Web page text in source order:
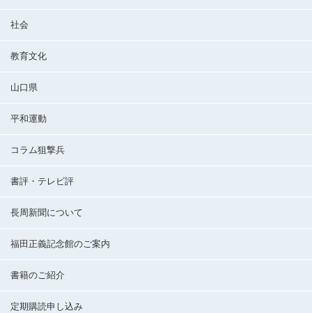
社会
教育文化
山口県
平和運動
コラム狙撃兵
書評・テレビ評
長周新聞について
福田正義記念館のご案内
書籍のご紹介
定期購読申し込み